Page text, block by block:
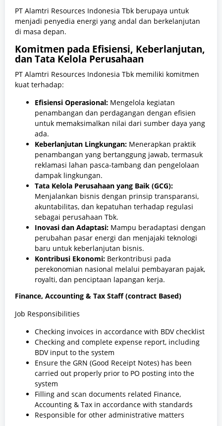
PT Alamtri Resources Indonesia Tbk berupaya untuk
menjadi penyedia energi yang andal dan berkelanjutan
di masa depan.
Komitmen pada Efisiensi, Keberlanjutan,
dan Tata Kelola Perusahaan
PT Alamtri Resources Indonesia Tbk memiliki komitmen
kuat terhadap:
Efisiensi Operasional: Mengelola kegiatan
penambangan dan perdagangan dengan efisien
untuk memaksimalkan nilai dari sumber daya yang
ada.
Keberlanjutan Lingkungan: Menerapkan praktik
penambangan yang bertanggung jawab, termasuk
reklamasi lahan pasca-tambang dan pengelolaan
dampak lingkungan.
Tata Kelola Perusahaan yang Baik (GCG):
Menjalankan bisnis dengan prinsip transparansi,
akuntabilitas, dan kepatuhan terhadap regulasi
sebagai perusahaan Tbk.
Inovasi dan Adaptasi: Mampu beradaptasi dengan
perubahan pasar energi dan menjajaki teknologi
baru untuk keberlanjutan bisnis.
Kontribusi Ekonomi: Berkontribusi pada
perekonomian nasional melalui pembayaran pajak,
royalti, dan penciptaan lapangan kerja.
Finance, Accounting & Tax Staff (contract Based)
Job Responsibilities
Checking invoices in accordance with BDV checklist
Checking and complete expense report, including
BDV input to the system
Ensure the GRN (Good Receipt Notes) has been
carried out properly prior to PO posting into the
system
Filling and scan documents related Finance,
Accounting & Tax in accordance with standards
Responsible for other administrative matters